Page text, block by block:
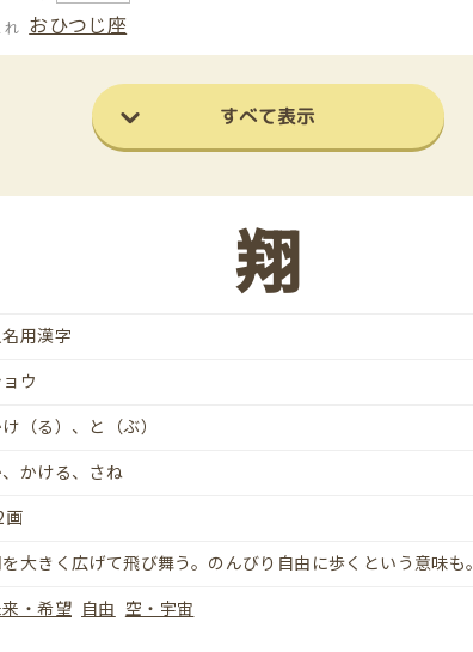
れ おひつじ座
すべて表示
翔
用漢字
ウ
（る）、と（ぶ）
かける、さね
画
大きく広げて飛び舞う。のんびり自由に歩くという意味も。
・希望 自由 空・宇宙